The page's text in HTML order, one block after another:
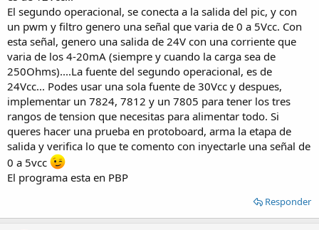
El segundo operacional, se conecta a la salida del pic, y con
un pwm y filtro genero una señal que varia de 0 a 5Vcc. Con
esta señal, genero una salida de 24V con una corriente que
varia de los 4-20mA (siempre y cuando la carga sea de
250Ohms)....La fuente del segundo operacional, es de
24Vcc... Podes usar una sola fuente de 30Vcc y despues,
implementar un 7824, 7812 y un 7805 para tener los tres
rangos de tension que necesitas para alimentar todo. Si
queres hacer una prueba en protoboard, arma la etapa de
salida y verifica lo que te comento con inyectarle una señal de
0 a 5vcc
El programa esta en PBP
Responder